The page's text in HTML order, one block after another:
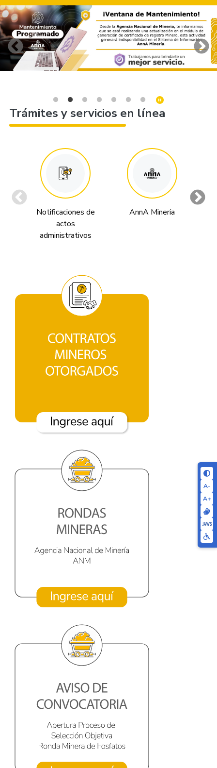
A-
A+
Trámites y servicios en línea
Notificaciones de
actos
administrativos
AnnA Minería